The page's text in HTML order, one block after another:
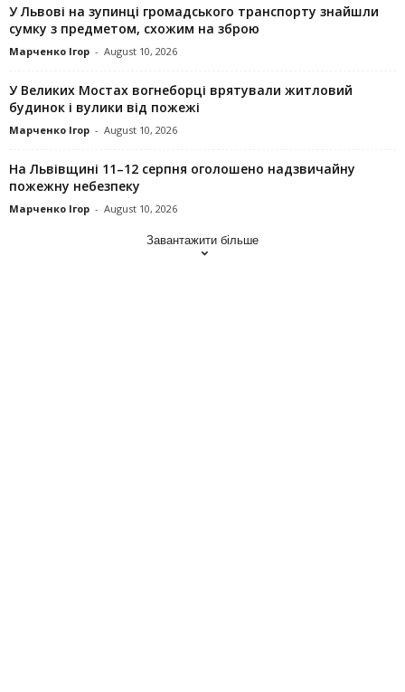
У Львові на зупинці громадського транспорту знайшли
сумку з предметом, схожим на зброю
Марченко Ігор - August 10, 2026
У Великих Мостах вогнеборці врятували житловий
будинок і вулики від пожежі
Марченко Ігор - August 10, 2026
На Львівщині 11–12 серпня оголошено надзвичайну
пожежну небезпеку
Марченко Ігор - August 10, 2026
Завантажити більше